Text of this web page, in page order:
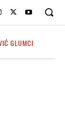
GLUMCI